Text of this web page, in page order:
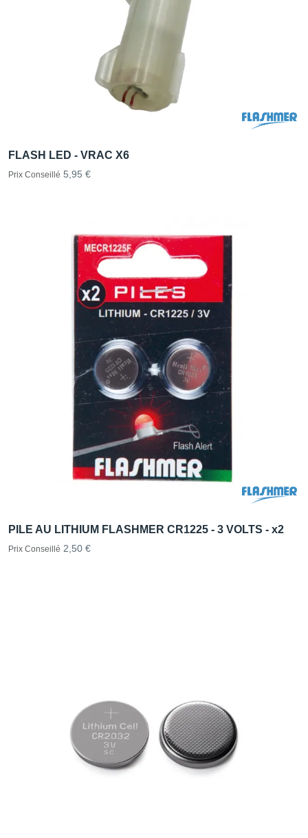
FLASH LED - VRAC X6
Prix Conseillé 5,95 €
PILE AU LITHIUM FLASHMER CR1225 - 3 VOLTS - x2
Prix Conseillé 2,50 €